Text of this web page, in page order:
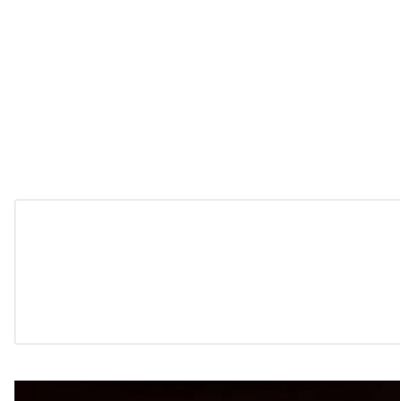
تشكيلة الترجي لحسم معركة صنداونز